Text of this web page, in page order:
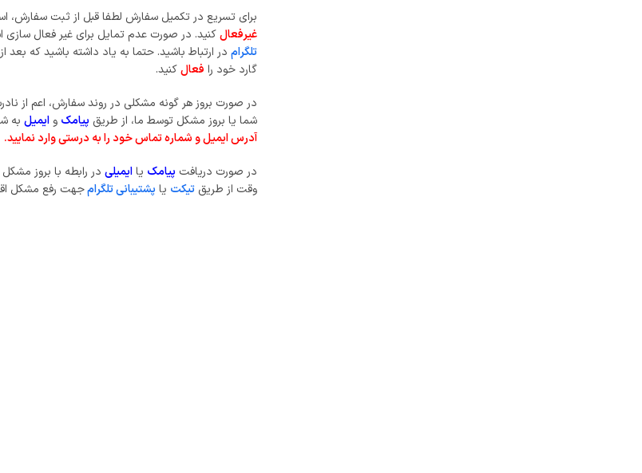
برای تسریع در تکمیل سفارش لطفا قبل از ثبت سفارش،
غیرفعالکنید. در صورت عدم تمایل برای غیر فعال سازی
تلگرامدر ارتباط باشید. حتما به یاد داشته باشید که
گارد خود را فعالکنید.
در صورت بروز هر گونه مشکلی در روند سفارش، اعم از
شما یا بروز مشکل توسط ما، از طریق پیامک و ایمیلبه
آدرس ایمیل و شماره تماس خود را به درستی وارد نمایید.
در صورت دریافت پیامک یاایمیلیدر رابطه با بروز
وقت از طریق تیکت یا پشتیبانی تلگرامجهت رفع مشکل